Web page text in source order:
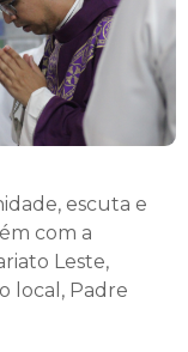
escuta e
com a
Leste,
local, Padre